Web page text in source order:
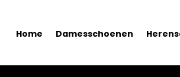
Home Damesschoenen